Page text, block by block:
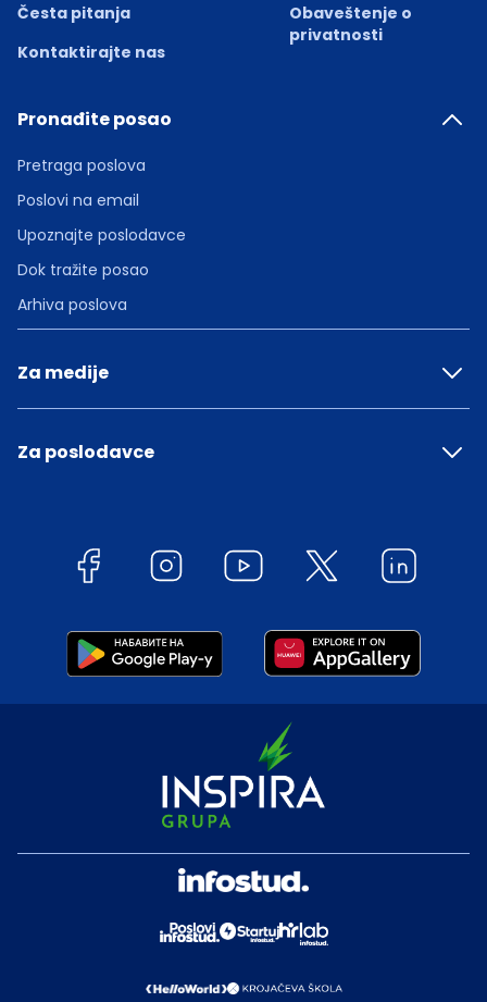
Česta pitanja
Kontaktirajte nas
Obaveštenje o
privatnosti
Pronađite posao
Pretraga poslova
Poslovi na email
Upoznajte poslodavce
Dok tražite posao
Arhiva poslova
Za medije
Za poslodavce